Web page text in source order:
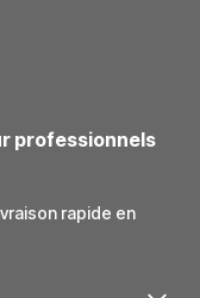
professionnels
rapide en